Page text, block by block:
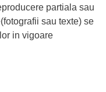
partiala sau
sau texte) se
in vigoare